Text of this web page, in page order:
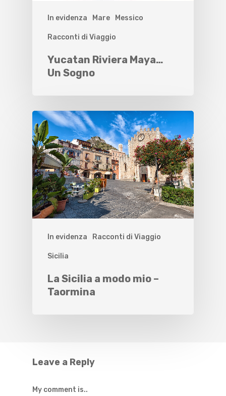
In evidenza Mare Messico
Racconti di Viaggio
Yucatan Riviera Maya…
Un Sogno
In evidenza Racconti di Viaggio
Sicilia
La Sicilia a modo mio –
Taormina
Leave a Reply
My comment is..